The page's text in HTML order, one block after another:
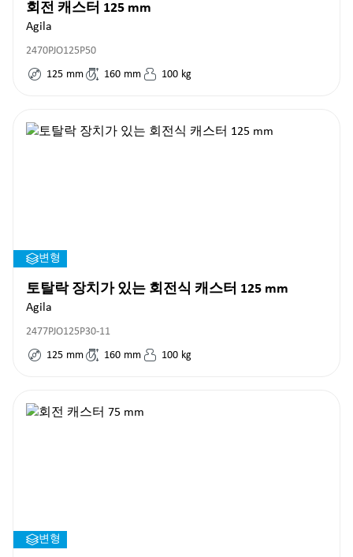
회전 캐스터 125 mm
Agila
2470PJO125P50
125 mm 160 mm 100 kg
변형
토탈락 장치가 있는 회전식 캐스터 125 mm
Agila
2477PJO125P30-11
125 mm 160 mm 100 kg
변형